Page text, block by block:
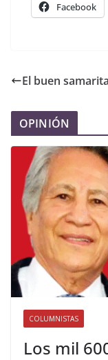
Facebook
El buen
OPINIÓN
COLUMNISTAS
Los mil